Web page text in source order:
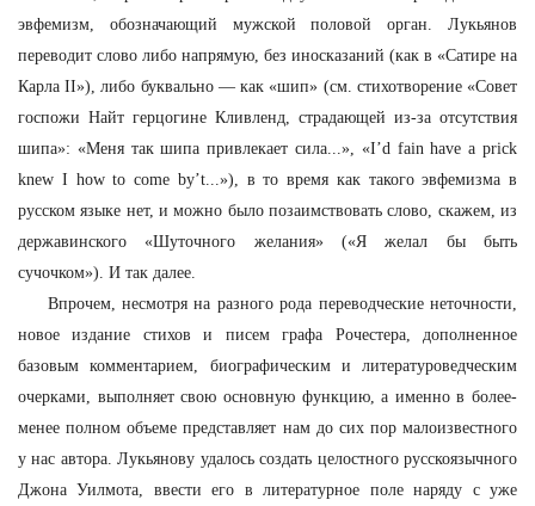
эвфемизм, обозначающий мужской половой орган. Лукьянов
переводит слово либо напрямую, без иносказаний (как в «Сатире на
Карла II»), либо буквально — как «шип» (см. стихотворение «Совет
госпожи Найт герцогине Кливленд, страдающей из-за отсутствия
шипа»: «Меня так шипа привлекает сила...», «I’d fain have a prick
knew I how to come by’t...»), в то время как такого эвфемизма в
русском языке нет, и можно было позаимствовать слово, скажем, из
державинского «Шуточного желания» («Я желал бы быть
сучочком»). И так далее.
Впрочем, несмотря на разного рода переводческие неточности,
новое издание стихов и писем графа Рочестера, дополненное
базовым комментарием, биографическим и литературоведческим
очерками, выполняет свою основную функцию, а именно в более-
менее полном объеме представляет нам до сих пор малоизвестного
у нас автора. Лукьянову удалось создать целостного русскоязычного
Джона Уилмота, ввести его в литературное поле наряду с уже